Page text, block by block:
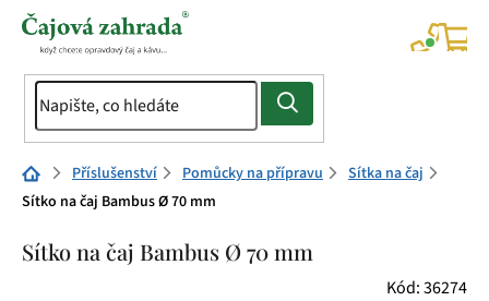
Přejít
Domů Příslušenství Pomůcky na přípravu
Sítka na čaj
Sítko na čaj Bambus Ø 70 mm
Sítko na čaj Bambus Ø 70 mm
Kód:36274